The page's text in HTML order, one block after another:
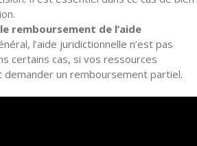
remboursement de l’aide
l’aide juridictionnelle n’est pas
certains cas, si vos ressources
demander un remboursement partiel.